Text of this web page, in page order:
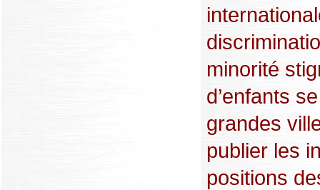
minorité
d’enfants
grandes
publier les
positions